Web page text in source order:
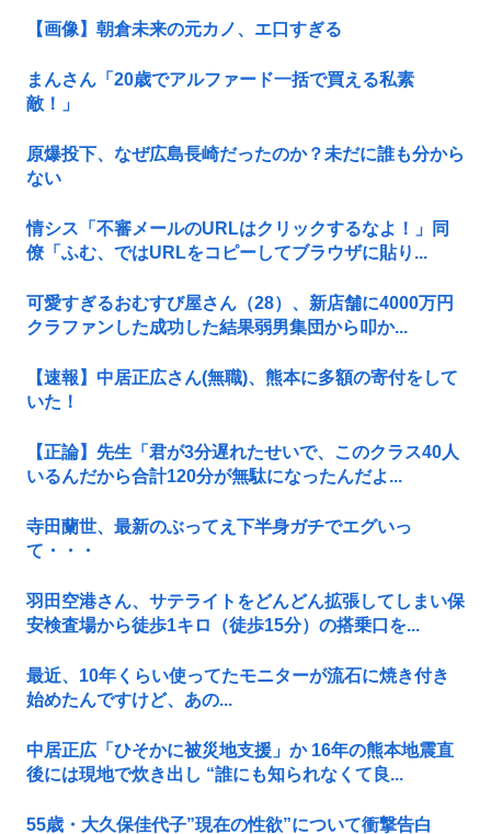
【画像】朝倉未来の元カノ、エ口すぎる
まんさん「20歳でアルファード一括で買える私素
敵！」
原爆投下、なぜ広島長崎だったのか？未だに誰も分から
ない
情シス「不審メールのURLはクリックするなよ！」同
僚「ふむ、ではURLをコピーしてブラウザに貼り...
可愛すぎるおむすび屋さん（28）、新店舗に4000万円
クラファンした成功した結果弱男集団から叩か...
【速報】中居正広さん(無職)、熊本に多額の寄付をして
いた！
【正論】先生「君が3分遅れたせいで、このクラス40人
いるんだから合計120分が無駄になったんだよ...
寺田蘭世、最新のぶってえ下半身ガチでエグいっ
て・・・
羽田空港さん、サテライトをどんどん拡張してしまい保
安検査場から徒歩1キロ（徒歩15分）の搭乗口を...
最近、10年くらい使ってたモニターが流石に焼き付き
始めたんですけど、あの...
中居正広「ひそかに被災地支援」か 16年の熊本地震直
後には現地で炊き出し “誰にも知られなくて良...
55歳・大久保佳代子”現在の性欲”について衝撃告白